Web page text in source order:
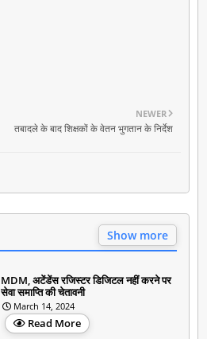
NEWER
तबादले के बाद शिक्षकों के वेतन भुगतान के निर्देश
Show more
MDM, अटेंडेंस रजिस्टर डिजिटल नहीं करने पर
सेवा समाप्ति की चेतावनी
March 14, 2024
Read More